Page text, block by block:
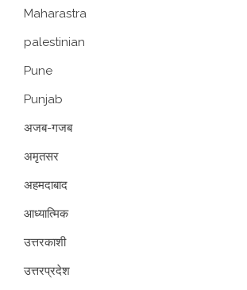
Maharastra
palestinian
Pune
Punjab
अजब-गजब
अमृतसर
अहमदाबाद
आध्यात्मिक
उत्तरकाशी
उत्तरप्रदेश